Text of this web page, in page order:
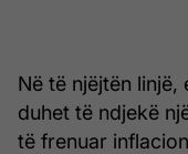
Në të njëjtën linjë,
duhet të ndjekë
të frenuar